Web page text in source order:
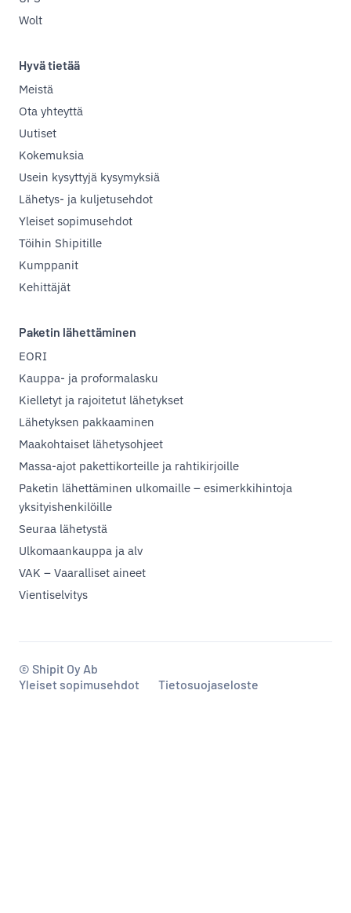
Wolt
Hyvä tietää
Meistä
Ota yhteyttä
Uutiset
Kokemuksia
Usein kysyttyjä kysymyksiä
Lähetys- ja kuljetusehdot
Yleiset sopimusehdot
Töihin Shipitille
Kumppanit
Kehittäjät
Paketin lähettäminen
EORI
Kauppa- ja proformalasku
Kielletyt ja rajoitetut lähetykset
Lähetyksen pakkaaminen
Maakohtaiset lähetysohjeet
Massa-ajot pakettikorteille ja rahtikirjoille
Paketin lähettäminen ulkomaille – esimerkkihintoja
yksityishenkilöille
Seuraa lähetystä
Ulkomaankauppa ja alv
VAK – Vaaralliset aineet
Vientiselvitys
© Shipit Oy Ab
Yleiset sopimusehdot
Tietosuojaseloste